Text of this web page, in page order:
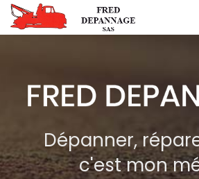
Aller
au
Dépanner,
c'est mon